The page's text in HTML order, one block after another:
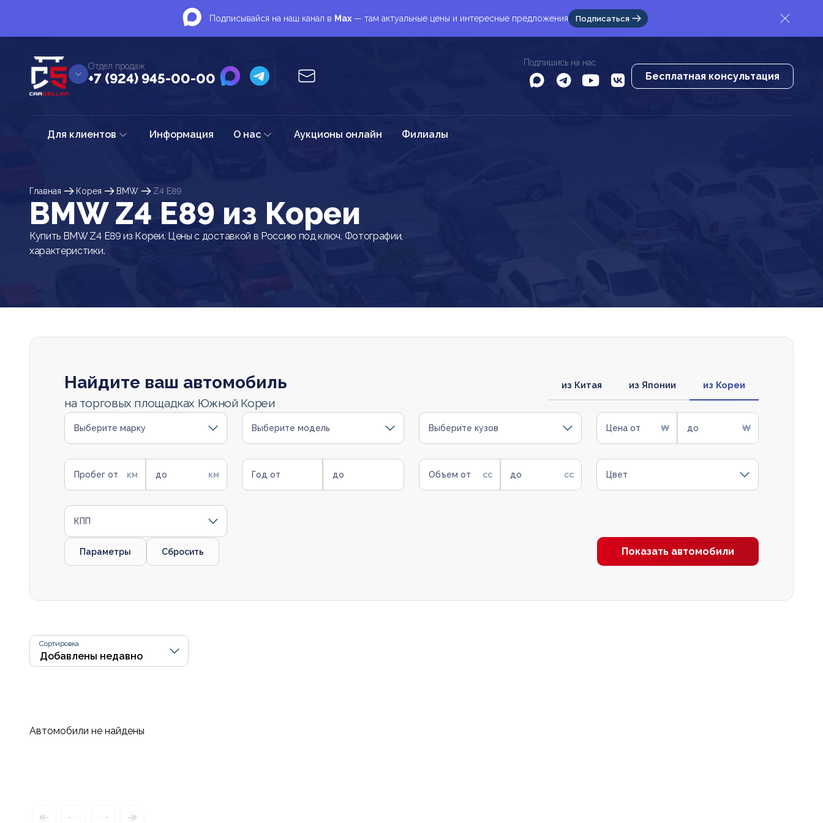
Подписывайся на наш канал в Max — там актуальные цены и интересные предложения Подписаться
Отдел продаж
+7 (924) 945-00-00
Подпишись на нас
Бесплатная консультация
Для клиентов Информация О нас Аукционы онлайн Филиалы
Главная Корея BMW Z4 E89
BMW Z4 E89 из Кореи
Купить BMW Z4 E89 из Кореи. Цены с доставкой в Россию под ключ. Фотографии,
характеристики.
Найдите ваш автомобиль
на торговых площадках Южной Кореи
из Китая из Японии из Кореи
Выберите марку Выберите модель Выберите кузов Цена от до
Пробег от до Год от до Объем от до Цвет
КПП
Параметры Сбросить Показать автомобили
Сортировка
Автомобили не найдены